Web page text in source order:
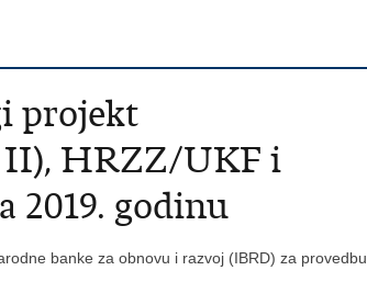
projekt
II), HRZZ/UKF i
2019. godinu
banke za obnovu i razvoj (IBRD) za provedbu